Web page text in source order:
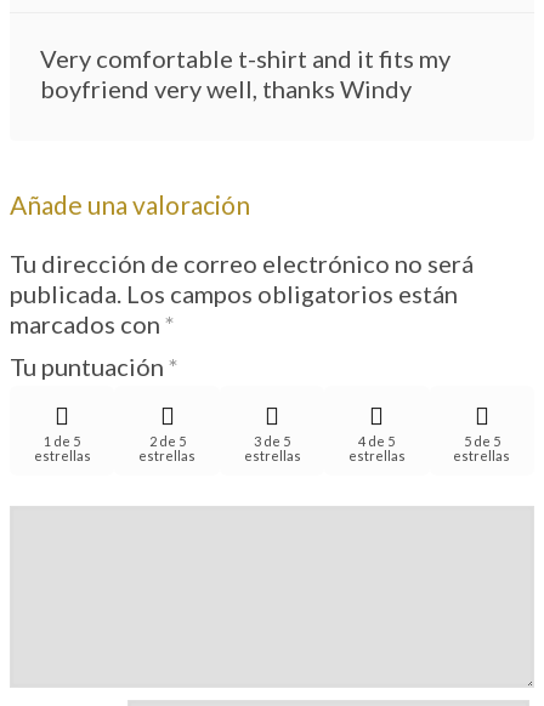
Very comfortable t-shirt and it fits my
boyfriend very well, thanks Windy
Añade una valoración
Tu dirección de correo electrónico no será
publicada. Los campos obligatorios están
marcados con *
Tu puntuación *
1 de 5
estrellas
2 de 5
estrellas
3 de 5
estrellas
4 de 5
estrellas
5 de 5
estrellas